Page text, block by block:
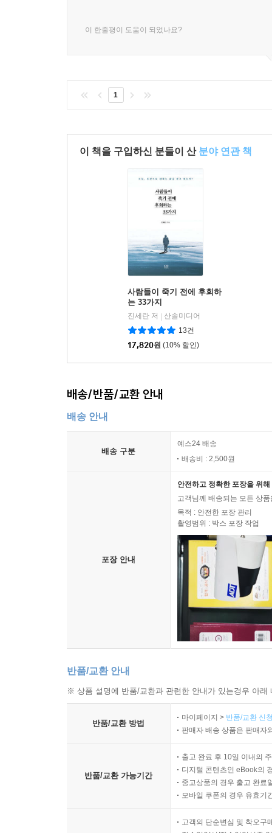
이 한줄평이 도움이 되었나요?
1
이 책을 구입하신 분들이 산 분야 연관 책
사람들이 죽기 전에 후회하
는 33가지
진세란 저
산솔미디어
13건
17,820원 (10% 할인)
배송/반품/교환 안내
배송 안내
배송 구분
예스24 배송
배송비 : 2,500원
포장 안내
안전하고 정확한 포장을 위
고객님께 배송되는 모든 상
목적 : 안전한 포장 관리
촬영범위 : 박스 포장 작업
반품/교환 안내
※ 상품 설명에 반품/교환과 관련한 안내가 있는경우 아
반품/교환 방법
마이페이지 > 반품/교환 신
판매자 배송 상품은 판매자
반품/교환 가능기간
출고 완료 후 10일 이내의
디지털 콘텐츠인 eBook의
중고상품의 경우 출고 완료
모바일 쿠폰의 경우 유효기
고객의 단순변심 및 착오구